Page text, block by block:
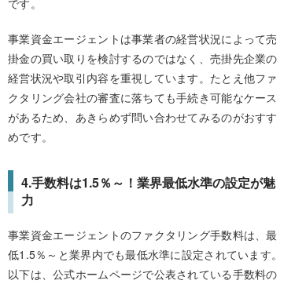
事業資金エージェントは事業者の経営状況によって売
掛金の買い取りを検討するのではなく、売掛先企業の
経営状況や取引内容を重視しています。たとえ他ファ
クタリング会社の審査に落ちても手続き可能なケース
があるため、あきらめず問い合わせてみるのがおすす
めです。
4.手数料は1.5％～！業界最低水準の設定が魅
力
事業資金エージェントのファクタリング手数料は、最
低1.5％～と業界内でも最低水準に設定されています。
以下は、公式ホームページで公表されている手数料の